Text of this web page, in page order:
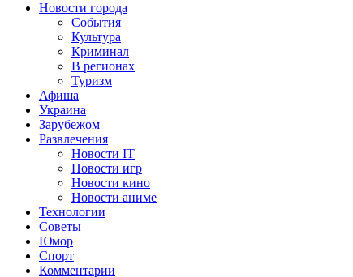
Новости города
События
Культура
Криминал
В регионах
Туризм
Афиша
Украина
Зарубежом
Развлечения
Новости IT
Новости игр
Новости кино
Новости аниме
Технологии
Советы
Юмор
Спорт
Комментарии